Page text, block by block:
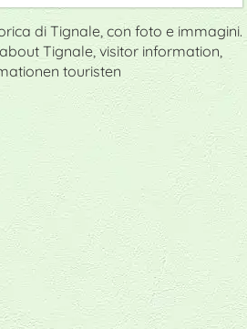
di Tignale, con foto e immagini.
Tignale, visitor information,
touristen